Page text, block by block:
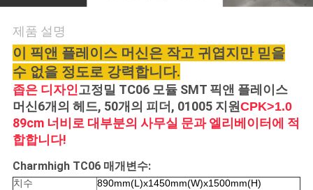
희
와
연
락
소
식
제품 설명
이 픽앤 플레이스 머신은 작고 귀엽지만 믿을
수 없을 정도로 강력합니다.
좁은 디자인고정밀 TC06 모듈 SMT 픽앤 플레이스
머신6개의 헤드, 50개의 피더, 01005 지원CPK>1.0
89cm 너비로 대부분의 사무실 문과 엘리베이터에 적
합합니다!
Charmhigh TC06 매개변수:
치수
890mm(L)x1450mm(W)x1500mm(H)